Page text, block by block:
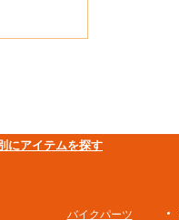
にアイテムを探す
バイクパーツ